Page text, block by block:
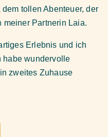
tollen Abenteuer, der
meiner Partnerin Laia.
Erlebnis und ich
habe wundervolle
zweites Zuhause